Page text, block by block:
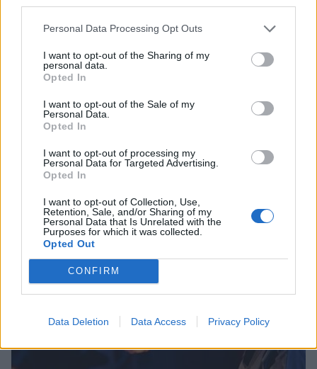
Personal Data Processing Opt Outs
I want to opt-out of the Sharing of my
personal data.
Opted In
I want to opt-out of the Sale of my
Personal Data.
Opted In
I want to opt-out of processing my
Personal Data for Targeted Advertising.
Opted In
I want to opt-out of Collection, Use,
Retention, Sale, and/or Sharing of my
Personal Data that Is Unrelated with the
Purposes for which it was collected.
Opted Out
CONFIRM
Data Deletion Data Access Privacy Policy
Κορινθία: Παραδίδονται τρία σημαντικά έργα
προστασίας και ανάδειξης μνημείων
05/08/2026 19:22